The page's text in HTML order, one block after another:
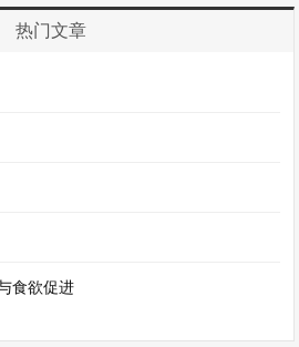
热门文章
食欲促进